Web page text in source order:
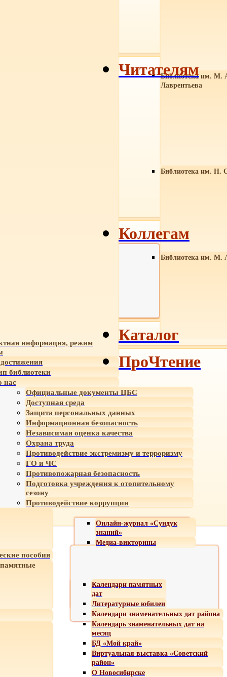
Библиотека им. М.
Лаврентьева
Библиотека им. Н.
Библиотека им. М.
информация, режим
библиотеки
нас
Официальные документы ЦБС
Доступная среда
Защита персональных данных
Информационная безопасность
Независимая оценка качества
Охрана труда
Противодействие экстремизму и терроризму
ГО и ЧС
Противопожарная безопасность
Подготовка учреждения к отопительному
сезону
Противодействие коррупции
Онлайн-журнал «Сундук
знаний»
Медиа-викторины
пособия
Календари памятных
дат
Литературные юбилеи
Календари знаменательных дат района
Календарь знаменательных дат на
месяц
БД «Мой край»
Виртуальная выставка «Советский
район»
О Новосибирске
Читателям
Коллегам
Каталог
ПроЧтение